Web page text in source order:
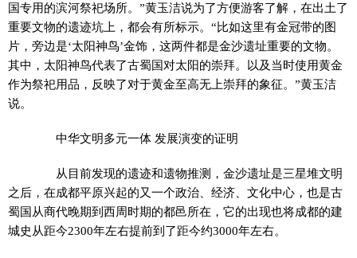
国专用的滨河祭祀场所。”黄玉洁说为了方便游客了解，在出土了
重要文物的遗迹坑上，都会有所标示。“比如这里有金冠带的图
片，旁边是‘太阳神鸟’金饰，这两件都是金沙遗址重要的文物。
其中，太阳神鸟代表了古蜀国对太阳的崇拜。以及当时使用黄金
作为祭祀用品，反映了对于黄金至高无上崇拜的象征。”黄玉洁
说。
中华文明多元一体 发展演变的证明
从目前发现的遗迹和遗物推测，金沙遗址是三星堆文明
之后，在成都平原兴起的又一个政治、经济、文化中心，也是古
蜀国从商代晚期到西周时期的都邑所在，它的出现也将成都的建
城史从距今2300年左右提前到了距今约3000年左右。